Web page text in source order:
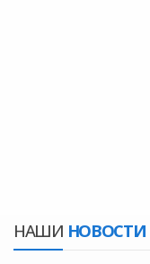
НАШИ НОВОСТИ